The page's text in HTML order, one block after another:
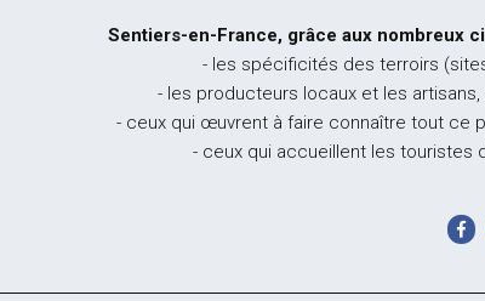
Sentiers-en-France, grâce aux nombreux
- les spécificités des terroirs
- les producteurs locaux et les
- ceux qui œuvrent à faire connaître tout ce
- ceux qui accueillent les touristes